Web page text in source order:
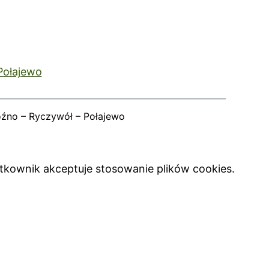
– Ryczywół – Połajewo
akceptuje stosowanie plików cookies.